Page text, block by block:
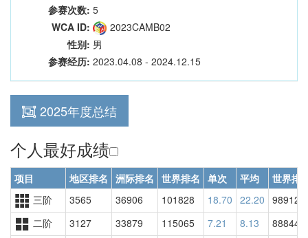
参赛次数: 5
WCA ID:
2023CAMB02
性别: 男
参赛经历: 2023.04.08 - 2024.12.15
2025年度总结
个人最好成绩
项目 地区排名 洲际排名 世界排名 单次 平均
世界排
三阶
3565 36906 101828 18.70 22.20 98912
二阶
3127 33879 115065 7.21 8.13
88844